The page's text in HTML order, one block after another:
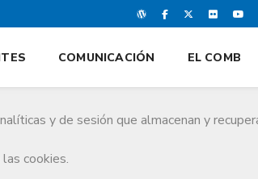
y de sesión que almacenan y
cookies.
COMUNICACIÓN EL COMB